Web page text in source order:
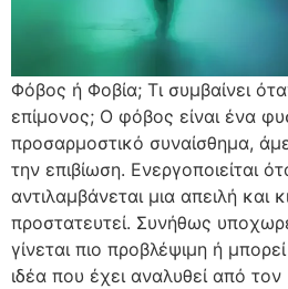
Φόβος ή Φοβία; Τι συμβαίνει
επίμονος; Ο φόβος είναι ένα
προσαρμοστικό συναίσθημα,
την επιβίωση. Ενεργοποιείται
αντιλαμβάνεται μια απειλή και
προστατευτεί. Συνήθως
γίνεται πιο προβλέψιμη ή
ιδέα που έχει αναλυθεί από